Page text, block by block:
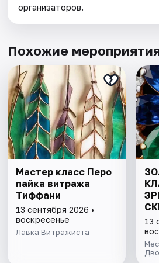
организаторов.
Похожие
Мастер класс Перо
пайка витража
Тиффани
13 сентября 2026 •
воскресенье
Лавка Витражиста
И
13